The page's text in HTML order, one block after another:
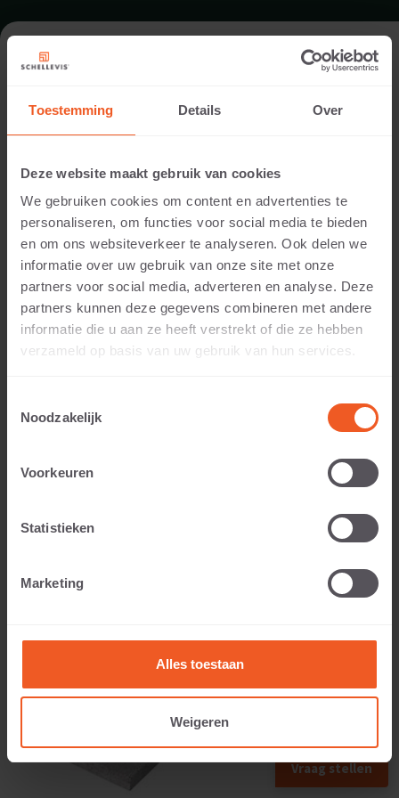
Toestemming Details Over
Deze website maakt gebruik van cookies
We gebruiken cookies om content en advertenties te
personaliseren, om functies voor social media te bieden
en om ons websiteverkeer te analyseren. Ook delen we
informatie over uw gebruik van onze site met onze
partners voor social media, adverteren en analyse. Deze
partners kunnen deze gegevens combineren met andere
informatie die u aan ze heeft verstrekt of die ze hebben
verzameld op basis van uw gebruik van hun services.
Noodzakelijk
Voorkeuren
Statistieken
Marketing
Alles toestaan
Weigeren
FORMAT - PLATTE 60X40
SORTIMENT PLATTEN
5 CM DICKE
26 KG
Vraag stellen